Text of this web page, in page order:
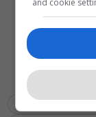
Ambasada E
and cookie